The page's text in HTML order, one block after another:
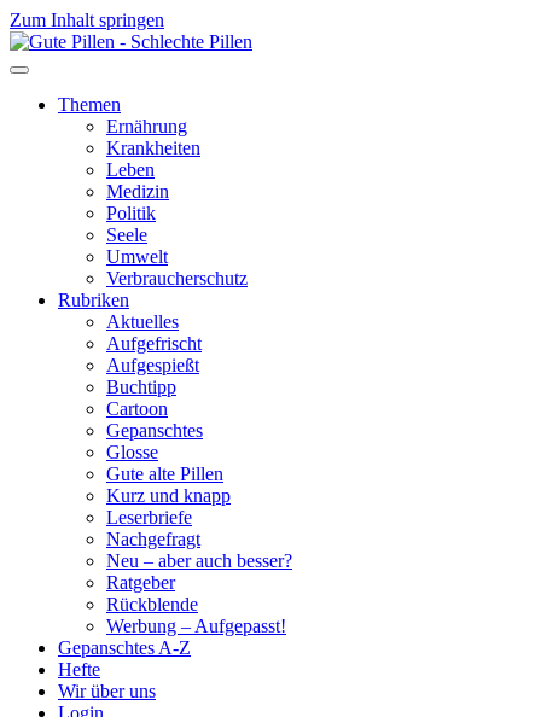
Zum Inhalt springen
Themen
Ernährung
Krankheiten
Leben
Medizin
Politik
Seele
Umwelt
Verbraucherschutz
Rubriken
Aktuelles
Aufgefrischt
Aufgespießt
Buchtipp
Cartoon
Gepanschtes
Glosse
Gute alte Pillen
Kurz und knapp
Leserbriefe
Nachgefragt
Neu – aber auch besser?
Ratgeber
Rückblende
Werbung – Aufgepasst!
Gepanschtes A-Z
Hefte
Wir über uns
Login